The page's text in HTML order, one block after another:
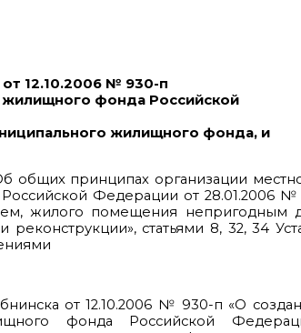
12.10.2006 № 930-п
фонда Российской
жилищного фонда, и
общих принципах организации
Федерации от 28.01.2006 №
жилого помещения непригодным
статьями 8, 32, 34
от 12.10.2006 № 930-п «О
фонда Российской